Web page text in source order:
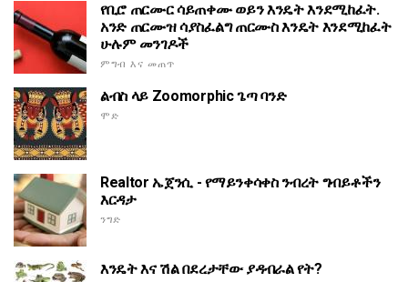
የቢሮ ጠርሙር ሳይጠቀሙ ወይን እንዴት እንደሚከፈት.
አንድ ጠርሙዝ ሳያስፈልግ ጠርሙስ እንዴት እንደሚከፈት
ሁሉም መንገዶች
ምግብ እና መጠጥ
ልብስ ላይ Zoomorphic ጌጣ ባንድ
ሞድ
Realtor ኤጀንሲ - የማይንቀሳቀስ ንብረት ግብይቶችን
እርዳታ
ንግድ
እንዴት እና ሽል በደረታቸው ያዳብራል የት?